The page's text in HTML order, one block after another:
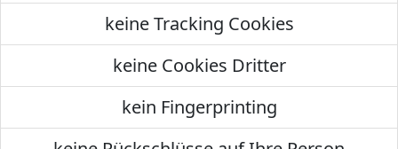
keine Tracking Cookies
keine Cookies Dritter
kein Fingerprinting